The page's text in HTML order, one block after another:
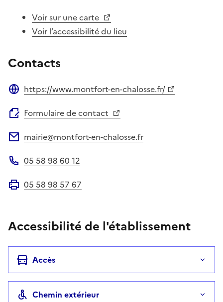
Voir sur une carte
Voir l’accessibilité du lieu
Contacts
https://www.montfort-en-chalosse.fr/
Formulaire de contact
mairie@montfort-en-chalosse.fr
05 58 98 60 12
05 58 98 57 67
Accessibilité de l'établissement
Accès
Chemin extérieur